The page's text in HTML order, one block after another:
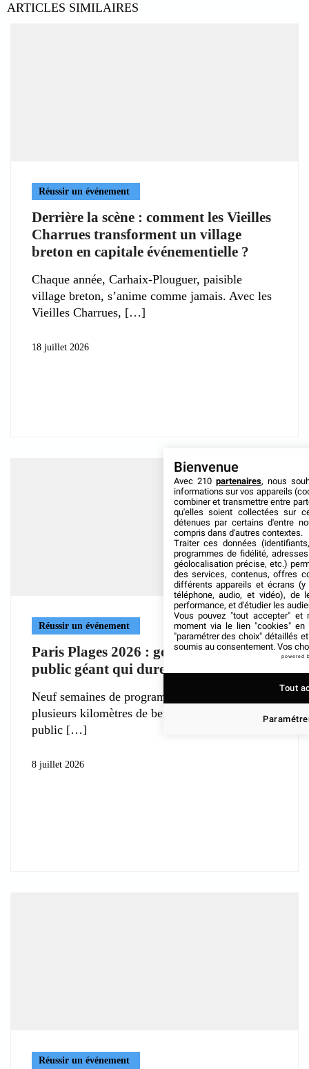
ARTICLES SIMILAIRES
Réussir un événement
Derrière la scène : comment les Vieilles
Charrues transforment un village
breton en capitale événementielle ?
Chaque année, Carhaix-Plouguer, paisible
village breton, s’anime comme jamais. Avec les
Vieilles Charrues,
18 juillet 2026
Réussir un événement
Paris Plages 2026 : gérer un événement
public géant qui dure deux mois
Neuf semaines de programmation continue,
plusieurs kilomètres de berges mobilisées et un
public
8 juillet 2026
Réussir un événement
Bienvenue
Avec 210 partenaires, nous
informations sur vos appareils
combiner et transmettre entre
qu'elles soient collectées sur
détenues par certains d'entre
compris dans d'autres contextes.
Traiter ces données
programmes de fidélité,
géolocalisation précise, etc.)
des services, contenus, offres
différents appareils et écrans (y
téléphone, audio, et vidéo), de
performance, et d'étudier les
Vous pouvez "tout accepter" et
moment via le lien "cookies" en
"paramétrer des choix" détaillés
soumis au consentement. Vos
powered
Tout